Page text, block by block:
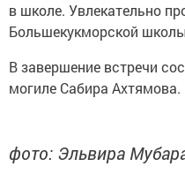
в школе. Увлекательно
Большекукморской
В завершение встречи
могиле Сабира Ахтямова.
фото: Эльвира